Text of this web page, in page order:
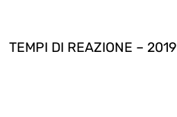
TEMPI DI REAZIONE – 2019